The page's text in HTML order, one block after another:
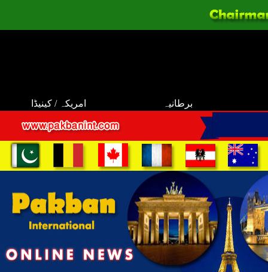
امریکہ / کینیڈا برطانیہ